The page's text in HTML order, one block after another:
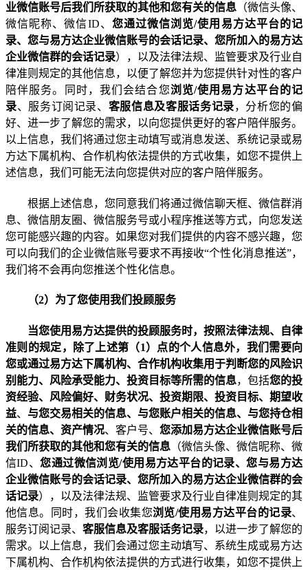
业微信账号后我们所获取的其他和您有关的信息 （微信头像、
微信昵称、微信ID、 您通过微信浏览/使用易方达平台的记
录、您与易方达企业微信账号的会话记录、您所加入的易方达
企业微信群的会话记录），以及法律法规、监管要求及行业自
律准则规定的其他信息，以便了解您并为您提供针对性的客户
陪伴服务。
同时，我们会结合您浏览/使用易方达平台的记
录、服务订阅记录、 客服信息及客服话务记录，分析您的偏
好、进一步了解您的需求，以向您提供更好的客户陪伴服务。
以上信息，我们将通过您主动填写或消息发送、系统记录或易
方达下属机构、合作机构依法提供的方式收集，如您不提供上
述信息，我们可能无法向您提供对应的客户陪伴服务。
根据上述信息，您同意我们将通过微信聊天框、微信群消
息、微信朋友圈、微信服务号或小程序推送等方式，向您发送
您可能感兴趣的内容。如果您对我们提供的内容不感兴趣，您
可以向我们的企业微信账号要求不再接收“个性化消息推送”，
我们将不会再向您推送个性化信息。
（2）为了您使用我们投顾服务
当您使用易方达提供的投顾服务时，按照法律法规、自律
准则的规定，除了上述第（1）点的个人信息外，我们需要向
您或通过易方达下属机构、合作机构收集用于判断您的风险识
别能力、风险承受能力、投资目标等所需的信息， 包括您的投
资经验、风险偏好、财务状况、投资期限、投资目标、期望收
益、 与您交易相关的信息、 与您账户相关的信息、 与您持仓相
关的信息、资产情况、客户号、 您添加易方达企业微信账号后
我们所获取的其他和您有关的信息 （微信头像、微信昵称、微
信ID、您通过微信浏览/使用易方达平台的记录、您与易方达
企业微信账号的会话记录、您所加入的易方达企业微信群的会
话记录）
，以及法律法规、监管要求及行业自律准则规定的其
他信息。同时，我们会收集您浏览/使用易方达平台的记录、
服务订阅记录、 客服信息及客服话务记录，以进一步了解您的
需求。以上信息，我们会通过您主动填写、系统生成或易方达
下属机构、合作机构依法提供的方式进行收集，如您不提供上